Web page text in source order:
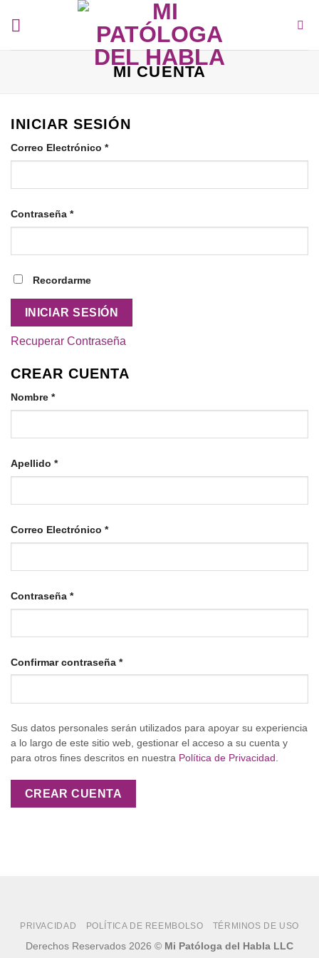
MI CUENTA
INICIAR SESIÓN
Correo Electrónico *Requerido
Contraseña *Requerido
Recordarme
INICIAR SESIÓN
Recuperar Contraseña
CREAR CUENTA
Nombre *
Apellido *
Correo Electrónico *Requerido
Contraseña *Requerido
Confirmar contraseña *
Sus datos personales serán utilizados para apoyar su experiencia
a lo largo de este sitio web, gestionar el acceso a su cuenta y
para otros fines descritos en nuestra Política de Privacidad
CREAR CUENTA
PRIVACIDAD POLÍTICA DE REEMBOLSO TÉRMINOS DE USO
Derechos Reservados 2026 © Mi Patóloga del Habla LLC